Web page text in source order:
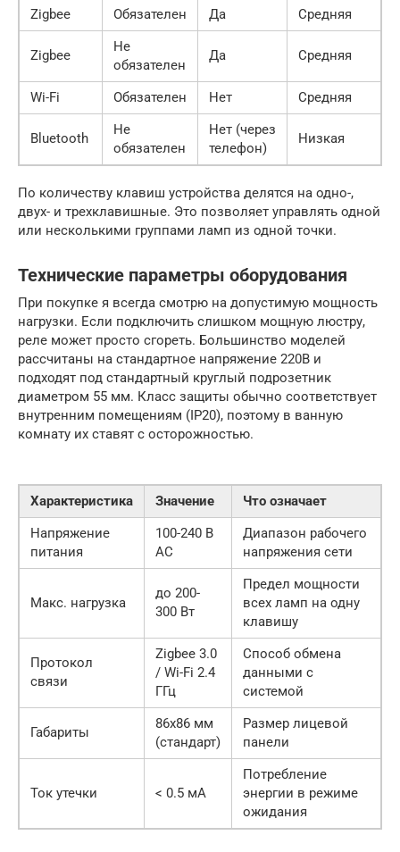
Zigbee Обязателен Да Средняя
Zigbee
Не
обязателен
Да Средняя
Wi-Fi Обязателен Нет Средняя
Bluetooth
Не
обязателен
Нет (через
телефон)
Низкая
По количеству клавиш устройства делятся на одно-,
двух- и трехклавишные. Это позволяет управлять одной
или несколькими группами ламп из одной точки.
Технические параметры оборудования
При покупке я всегда смотрю на допустимую мощность
нагрузки. Если подключить слишком мощную люстру,
реле может просто сгореть. Большинство моделей
рассчитаны на стандартное напряжение 220В и
подходят под стандартный круглый подрозетник
диаметром 55 мм. Класс защиты обычно соответствует
внутренним помещениям (IP20), поэтому в ванную
комнату их ставят с осторожностью.
Характеристика Значение
Что означает
Напряжение
питания
100-240 В
AC
Диапазон рабочего
напряжения сети
Макс. нагрузка
до 200-
300 Вт
Предел мощности
всех ламп на одну
клавишу
Протокол
связи
Zigbee 3.0
/ Wi-Fi 2.4
ГГц
Способ обмена
данными с
системой
Габариты
86х86 мм
(стандарт)
Размер лицевой
панели
Ток утечки < 0.5 мА
Потребление
энергии в режиме
ожидания